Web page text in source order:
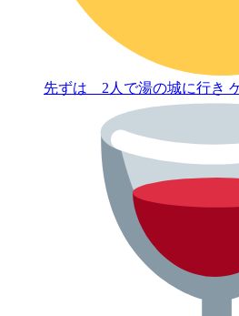
先ずは 2人で湯の城に行き